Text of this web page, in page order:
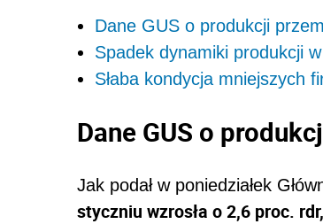
Dane GUS o produkcji
Spadek dynamiki produkcji
Słaba kondycja mniejszych
Dane GUS o
Jak podał w poniedziałek
styczniu wzrosła o 2,6 proc.